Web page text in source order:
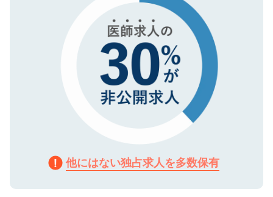
他にはない独占求人を多数保有